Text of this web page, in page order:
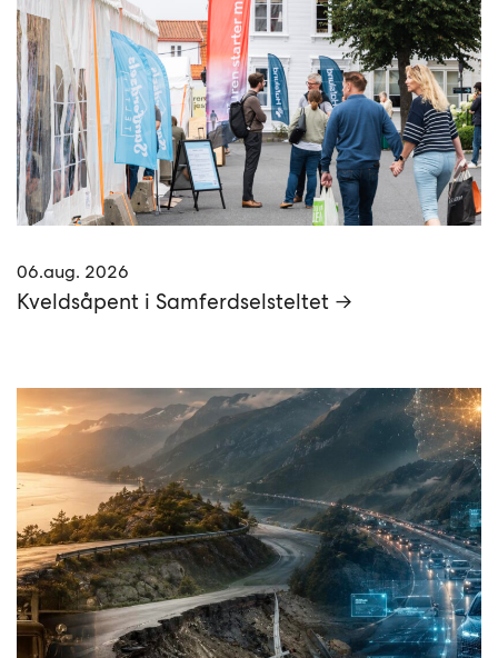
06.aug. 2026
Kveldsåpent i Samferdselsteltet →